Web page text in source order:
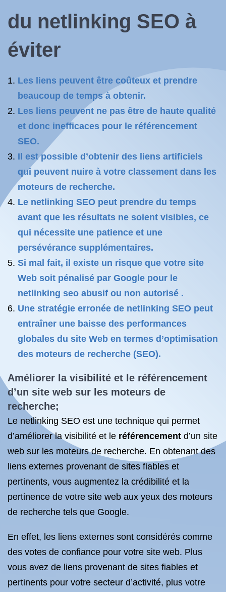
du netlinking SEO à
éviter
Les liens peuvent être coûteux et prendre
beaucoup de temps à obtenir.
Les liens peuvent ne pas être de haute qualité
et donc inefficaces pour le référencement
SEO.
Il est possible d’obtenir des liens artificiels
qui peuvent nuire à votre classement dans les
moteurs de recherche.
Le netlinking SEO peut prendre du temps
avant que les résultats ne soient visibles, ce
qui nécessite une patience et une
persévérance supplémentaires.
Si mal fait, il existe un risque que votre site
Web soit pénalisé par Google pour le
netlinking seo abusif ou non autorisé .
Une stratégie erronée de netlinking SEO peut
entraîner une baisse des performances
globales du site Web en termes d’optimisation
des moteurs de recherche (SEO).
Améliorer la visibilité et le référencement
d’un site web sur les moteurs de
recherche;
Le netlinking SEO est une technique qui permet
d’améliorer la visibilité et le référencement d’un site
web sur les moteurs de recherche. En obtenant des
liens externes provenant de sites fiables et
pertinents, vous augmentez la crédibilité et la
pertinence de votre site web aux yeux des moteurs
de recherche tels que Google.
En effet, les liens externes sont considérés comme
des votes de confiance pour votre site web. Plus
vous avez de liens provenant de sites fiables et
pertinents pour votre secteur d’activité, plus votre